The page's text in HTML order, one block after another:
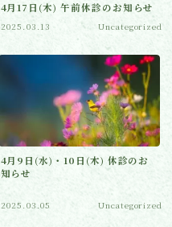
4月17日(木) 午前休診のお知らせ
2025.03.13 Uncategorized
4月9日(水)・10日(木) 休診のお
知らせ
2025.03.05 Uncategorized